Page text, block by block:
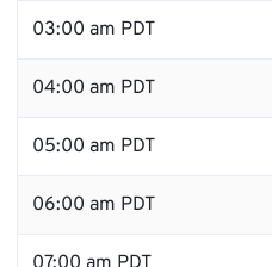
03:00 am PDT
04:00 am PDT
05:00 am PDT
06:00 am PDT